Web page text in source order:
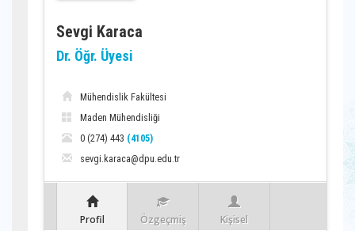
Sevgi Karaca
Dr. Öğr. Üyesi
Mühendislik Fakültesi
Maden Mühendisliği
0 (274) 443 (4105)
sevgi.karaca@dpu.edu.tr
Profil Özgeçmiş Kişisel